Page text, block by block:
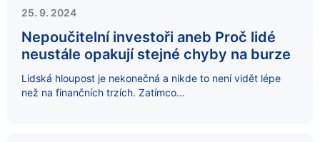
25. 9. 2024
Nepoučitelní investoři aneb Proč lidé
neustále opakují stejné chyby na burze
Lidská hloupost je nekonečná a nikde to není vidět lépe
než na finančních trzích. Zatímco...